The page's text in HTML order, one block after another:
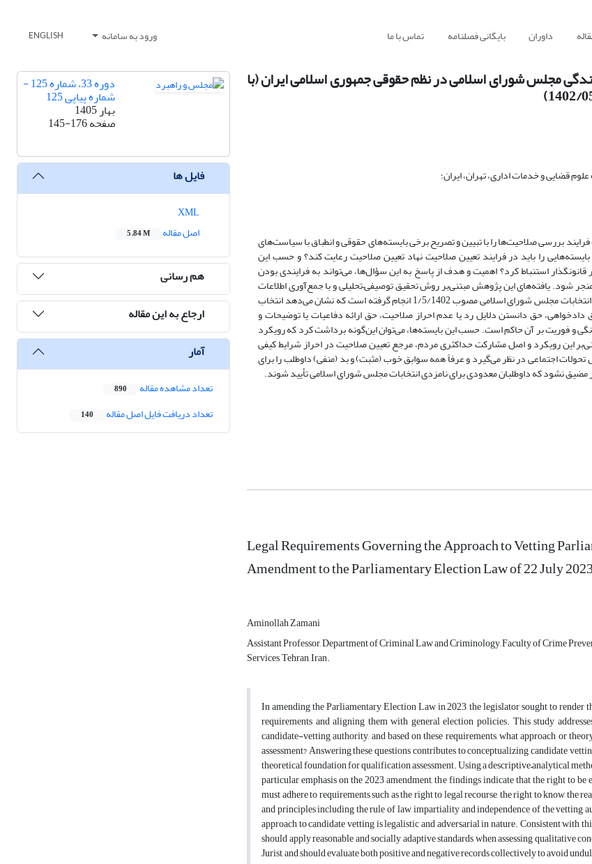
داوران بایگانی فصلنامه تماس با ما ورود به سامانه ENGLISH
مجلس شورای اسلامی در نظم حقوقی جمهوری اسلامی ایران (با
قضایی و خدمات اداری، تهران، ایران؛
انتخابات مجلس شورای اسلامی مصوب سال 1402، تلاش‌ کرده فرایند بررسی صلاحیت‌ها را با تبیین و تصریح برخی بایسته‌های حقوقی و انطباق با سیاست‌های
را باید در فرایند تعیین صلاحیت نهاد تعیین‌‌ صلاحیت رعایت کند؟ و حسب این
استنباط کرد؟ اهمیت و هدف از پاسخ به این سؤال‌ها، می‌تواند به فرایندی بودن
شود. یافته‌های این پژوهش مبتنی‌بر روش تحقیق توصیفی‌–‌تحلیلی و با جمع‌آوری اطلاعات
به‌صورت اسنادی و کتابخانه‌‌ای و بهره‌گیری از نظر شورای نگهبان و تأکید بر اصلاح قانون انتخابات مجلس شورای اسلامی مصوب 1/5/1402 انجام گرفته است که نشان می‌دهد انتخاب
حق دانستن دلایل رد یا عدم احراز صلاحیت، حق ارائه دفاعیات یا توضیحات و
و فوریت بر آن حاکم است. حسب این بایسته‌ها، می‌توان این‌گونه برداشت کرد که رویکرد
این رویکرد و اصل مشارکت حداکثری مردم، مرجع تعیین صلاحیت در احراز شرایط کیفی
تحولات اجتماعی در نظر می‌گیرد و عرفاً همه سوابق خوب (مثبت)‌ و بد (منفی) داوطلب را برای
نشود که داوطلبان معدودی برای نامزدی انتخابات مجلس شورای اسلامی تأیید شوند.
Legal Requirements Governing the Approach to Vetting
Amendment to the Parliamentary Election Law of 22 July
Aminollah Zamani
Assistant Professor, Department of Criminal Law and Criminology, Faculty of Crime
Services, Tehran, Iran.
In amending the Parliamentary Election Law in 2023, the legislator sought to
requirements and aligning them with general election policies. This study
candidate-vetting authority, and based on these requirements, what approach or
assessment? Answering these questions contributes to conceptualizing candidate
theoretical foundation for qualification assessment. Using a descriptive–analytical
particular emphasis on the 2023 amendment, the findings indicate that the right to
must adhere to requirements such as the right to legal recourse, the right to know
and principles including the rule of law, impartiality and independence of the vetting
approach to candidate vetting is legalistic and adversarial in nature. Consistent
should apply reasonable and socially adaptive standards when assessing qualitative
Jurist, and should evaluate both positive and negative records collectively to avoid
دوره 33، شماره 125 -
شماره پیاپی 125
بهار 1405
صفحه145-176
فایل ها
اصل مقاله
5.84 M
هم رسانی
ارجاع به این مقاله
آمار
تعداد مشاهده مقاله 890
تعداد دریافت فایل اصل مقاله 140